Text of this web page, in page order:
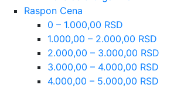
Raspon Cena
0 – 1.000,00 RSD
1.000,00 – 2.000,00 RSD
2.000,00 – 3.000,00 RSD
3.000,00 – 4.000,00 RSD
4.000,00 – 5.000,00 RSD